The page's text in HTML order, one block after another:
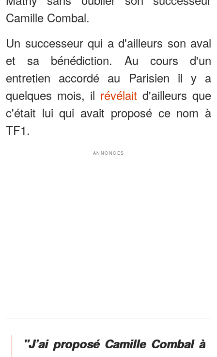
Camille Combal.
Un successeur qui a d'ailleurs son aval
et sa bénédiction. Au cours d'un
entretien accordé au Parisien il y a
quelques mois, il révélait d'ailleurs que
c'était lui qui avait proposé ce nom à
TF1.
ANNONCES
"J’ai proposé Camille Combal à